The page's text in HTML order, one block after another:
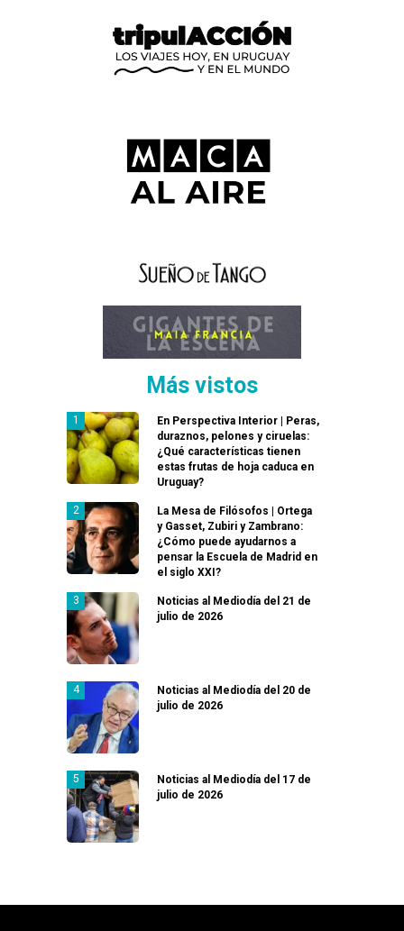
Más vistos
En Perspectiva Interior | Peras,
duraznos, pelones y ciruelas:
¿Qué características tienen
estas frutas de hoja caduca en
Uruguay?
La Mesa de Filósofos | Ortega
y Gasset, Zubiri y Zambrano:
¿Cómo puede ayudarnos a
pensar la Escuela de Madrid en
el siglo XXI?
Noticias al Mediodía del 21 de
julio de 2026
Noticias al Mediodía del 20 de
julio de 2026
Noticias al Mediodía del 17 de
julio de 2026